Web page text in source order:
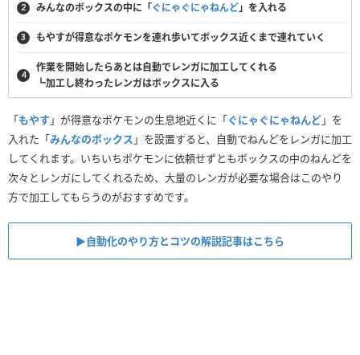
みんなのボックスの中に「ぐにゃぐにゃねんど」を入れる
もやすが得意なポケモンを連れ歩いてボックス近くまで連れていく
作業を開始したらあとは自動でレンガに加工してくれる
┗加工し終わったレンガはボックスに入る
「もやす」が得意なポケモンの生息地近くに「ぐにゃぐにゃねんど」を
入れた「みんなのボックス 」を設置すると、自動でねんどをレンガに加工
してくれます。いちいちポケモンに依頼せずともボックスの中のねんどを
次々とレンガにしてくれるため、大量のレンガが必要な場合はこのやり
方で加工してもらうのがおすすめです。
▶︎自動化のやり方とコツの解説記事はこちら